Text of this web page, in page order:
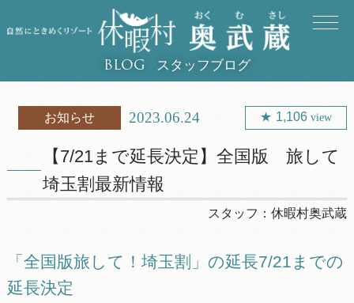
BLOG スタッフブログ
お知らせ 2023.06.24 1,106view
【7/21まで延長決定】全国版 旅して
埼玉割最新情報
スタッフ：休暇村奥武蔵
「全国版旅して！埼玉割」の延長7/21までの
延長決定